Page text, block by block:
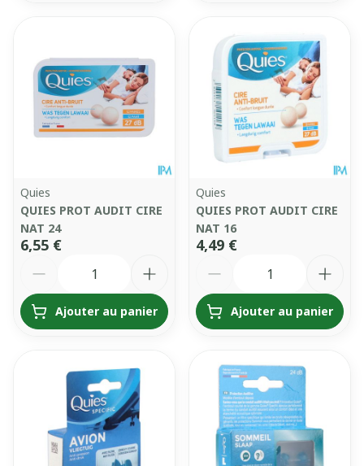
Quies
QUIES PROT AUDIT CIRE
NAT 24
6,55 €
Ajouter au panier
Quies
QUIES PROT AUDIT CIRE
NAT 16
4,49 €
Ajouter au panier